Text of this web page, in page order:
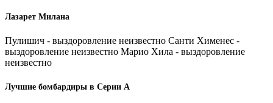
Лазарет Милана
Пулишич - выздоровление неизвестно Санти Хименес -
выздоровление неизвестно Марио Хила - выздоровление
неизвестно
Лучшие бомбардиры в Серии А